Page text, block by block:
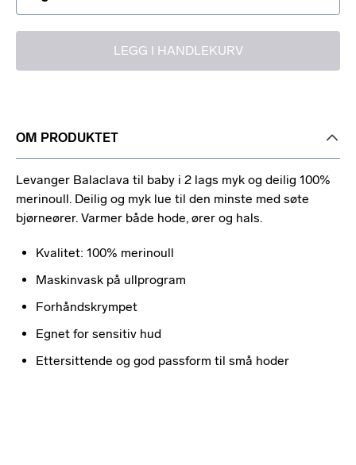
LEGG I HANDLEKURV
OM PRODUKTET
Levanger Balaclava til baby i 2 lags myk og deilig 100%
merinoull. Deilig og myk lue til den minste med søte
bjørneører. Varmer både hode, ører og hals.
Kvalitet: 100% merinoull
Maskinvask på ullprogram
Forhåndskrympet
Egnet for sensitiv hud
Ettersittende og god passform til små hoder